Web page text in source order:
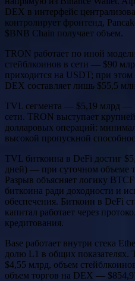
DEX в интерфейс
контролирует фронтенд,
$BNB Chain получает объем.
TRON работает по иной
стейблкоинов в сети — $90
приходится на USDT; при
DEX составляет лишь $55,5
TVL сегмента — $5,19 млрд —
сети. TRON выступает
долларовых операций:
высокой пропускной
TVL биткоина в DeFi достиг
дней) — при суточном объеме
Разрыв объясняет логику
биткоина ради доходности и
обеспечения. Биткоин в DeFi
капитал работает через
кредитования.
Base работает внутри стека
долю L1 в общих показателях.
$4,55 млрд, объем
объем торгов на DEX —